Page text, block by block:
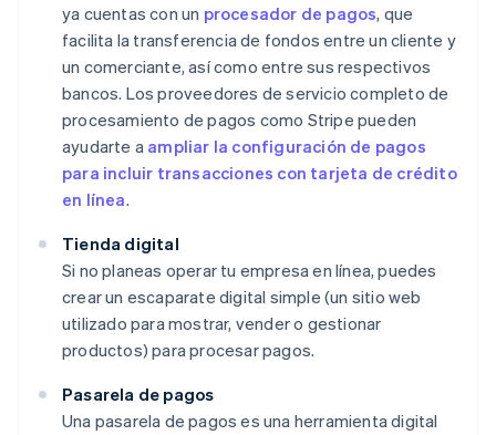
ya cuentas con un procesador de pagos, que
facilita la transferencia de fondos entre un cliente y
un comerciante, así como entre sus respectivos
bancos. Los proveedores de servicio completo de
procesamiento de pagos como Stripe pueden
ayudarte a ampliar la configuración de pagos
para incluir transacciones con tarjeta de crédito
en línea.
Tienda digital
Si no planeas operar tu empresa en línea, puedes
crear un escaparate digital simple (un sitio web
utilizado para mostrar, vender o gestionar
productos) para procesar pagos.
Pasarela de pagos
Una pasarela de pagos es una herramienta digital